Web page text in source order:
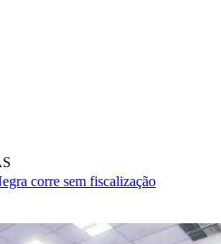
corre sem fiscalização